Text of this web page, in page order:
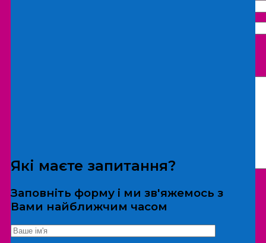
*Дані не передаються третім особам
Які маєте запитання?
Заповніть форму і ми зв'яжемось з
Вами найближчим часом